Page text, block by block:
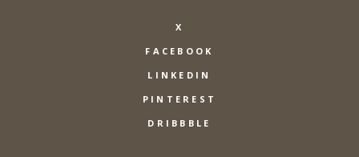
X
FACEBOOK
LINKEDIN
PINTEREST
DRIBBBLE